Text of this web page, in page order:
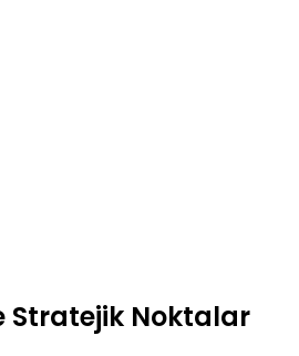
Stratejik Noktalar